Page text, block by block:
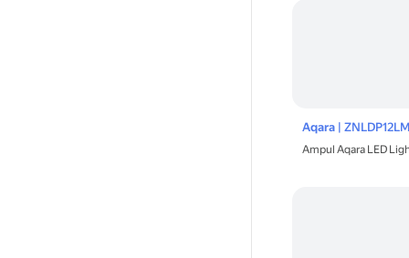
Aqara|
Ampul Aqara LED